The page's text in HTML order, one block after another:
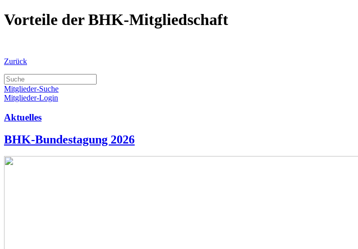
Vorteile der BHK-Mitgliedschaft
Zurück
Mitglieder-Suche
Mitglieder-Login
Aktuelles
BHK-Bundestagung 2026